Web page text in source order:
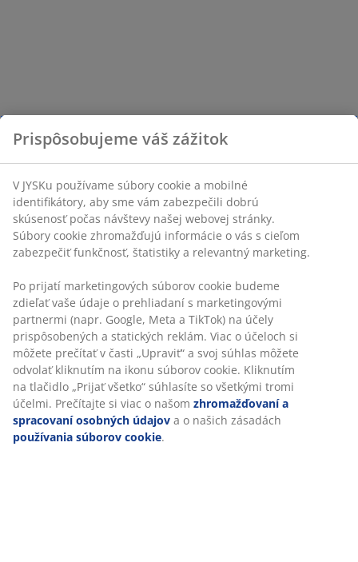
Prispôsobujeme váš zážitok
V JYSKu používame súbory cookie a mobilné
identifikátory, aby sme vám zabezpečili dobrú
skúsenosť počas návštevy našej webovej stránky.
Súbory cookie zhromažďujú informácie o vás s cieľom
zabezpečiť funkčnosť, štatistiky a relevantný marketing.
Po prijatí marketingových súborov cookie budeme
zdieľať vaše údaje o prehliadaní s marketingovými
partnermi (napr. Google, Meta a TikTok) na účely
prispôsobených a statických reklám. Viac o účeloch si
môžete prečítať v časti „Upraviť“ a svoj súhlas môžete
odvolať kliknutím na ikonu súborov cookie. Kliknutím
na tlačidlo „Prijať všetko“ súhlasíte so všetkými tromi
účelmi. Prečítajte si viac o našom zhromažďovaní a
spracovaní osobných údajov a o našich zásadách
používania súborov cookie.